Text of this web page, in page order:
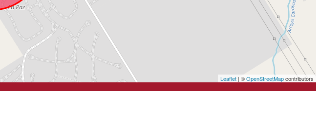
Leaflet | ©OpenStreetMapcontributors